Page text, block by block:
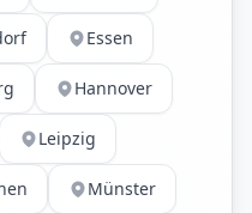
Essen
Hannover
Leipzig
Münster